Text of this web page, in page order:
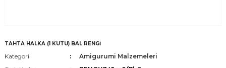
TAHTA HALKA (1 KUTU) BAL RENGİ
Kategori
Amigurumi Malzemeleri